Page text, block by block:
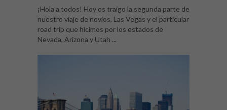
¡Hola a todos! Hoy os traigo la segunda parte de
nuestro viaje de novios, Las Vegas y el particular
road trip que hicimos por los estados de
Nevada, Arizona y Utah ...